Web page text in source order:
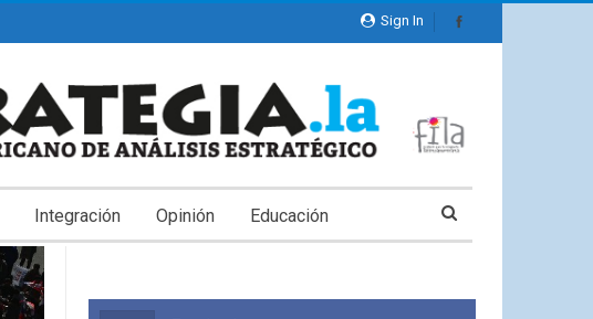
Sign In
Integración Opinión Educación